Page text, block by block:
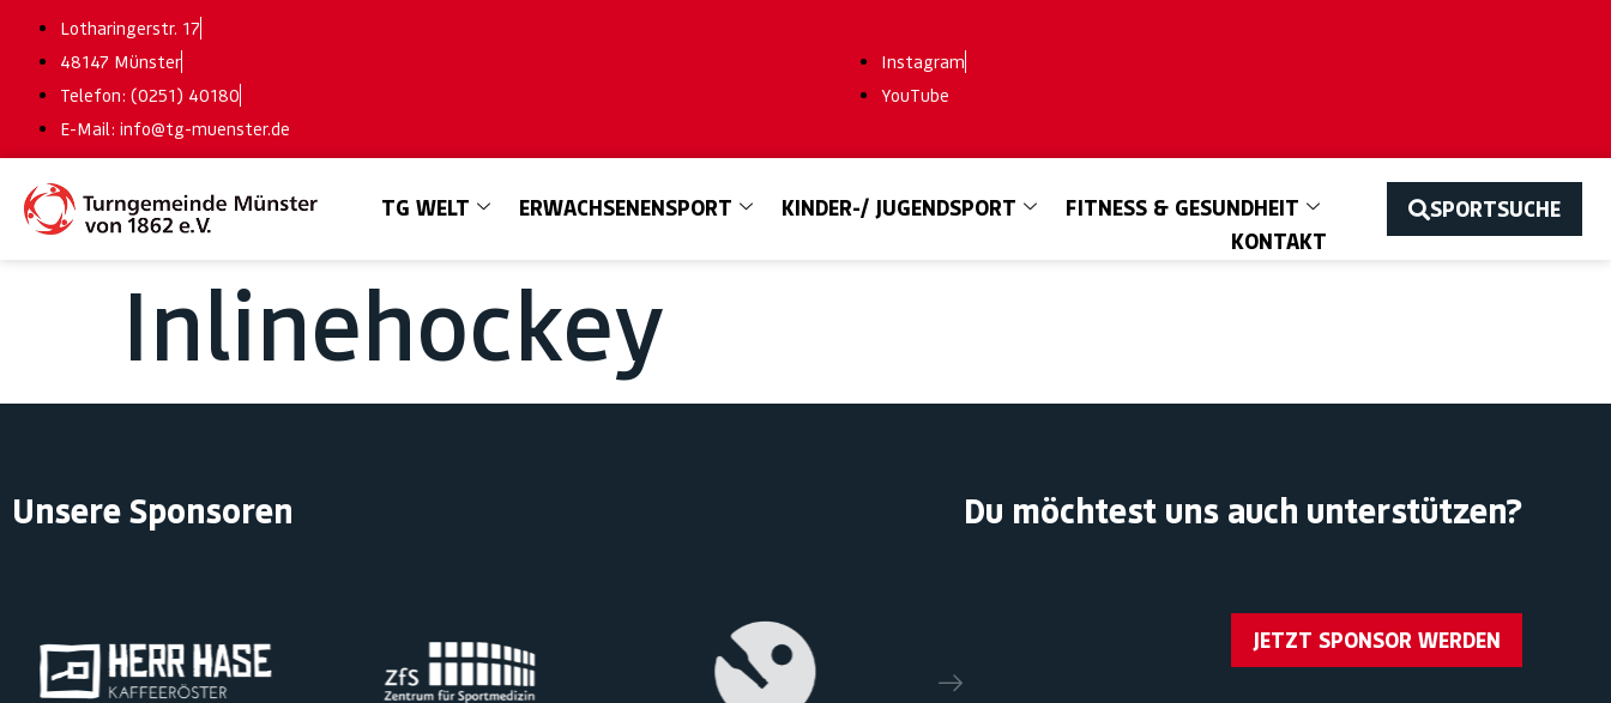
Lotharingerstr. 17
48147 Münster
Telefon: (0251) 40180
E-Mail: info@tg-muenster.de
Instagram
YouTube
TG WELT ERWACHSENENSPORT KINDER-/ JUGENDSPORT
FITNESS & GESUNDHEIT
KONTAKT
SPORTSUCHE
Inlinehockey
Unsere Sponsoren Du möchtest uns auch unterstützen?
JETZT SPONSOR WERDEN